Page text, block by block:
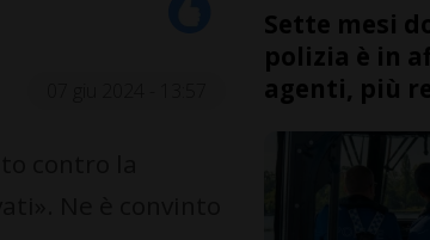
Sette mesi
polizia è in
agenti, più